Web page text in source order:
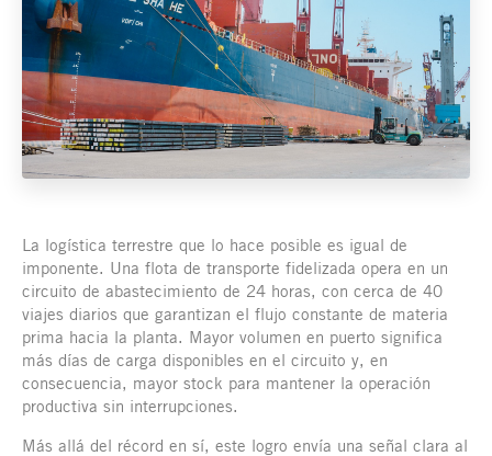
La logística terrestre que lo hace posible es igual de
imponente. Una flota de transporte fidelizada opera en un
circuito de abastecimiento de 24 horas, con cerca de 40
viajes diarios que garantizan el flujo constante de materia
prima hacia la planta. Mayor volumen en puerto significa
más días de carga disponibles en el circuito y, en
consecuencia, mayor stock para mantener la operación
productiva sin interrupciones.
Más allá del récord en sí, este logro envía una señal clara al